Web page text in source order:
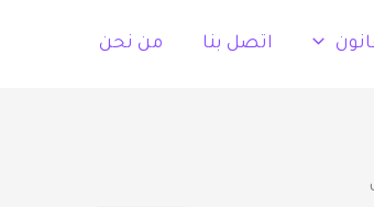
اتصل بنا من نحن